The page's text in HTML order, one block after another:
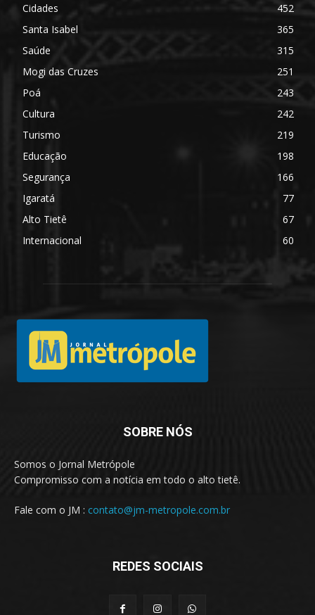
Cidades
452
Santa Isabel
365
Saúde
315
Mogi das Cruzes
251
Poá
243
Cultura
242
Turismo
219
Educação
198
Segurança
166
Igaratá
77
Alto Tietê
67
Internacional
60
SOBRE NÓS
Somos o Jornal Metrópole
Compromisso com a notícia em todo o alto tietê.
Fale com o JM : contato@jm-metropole.com.br
REDES SOCIAIS